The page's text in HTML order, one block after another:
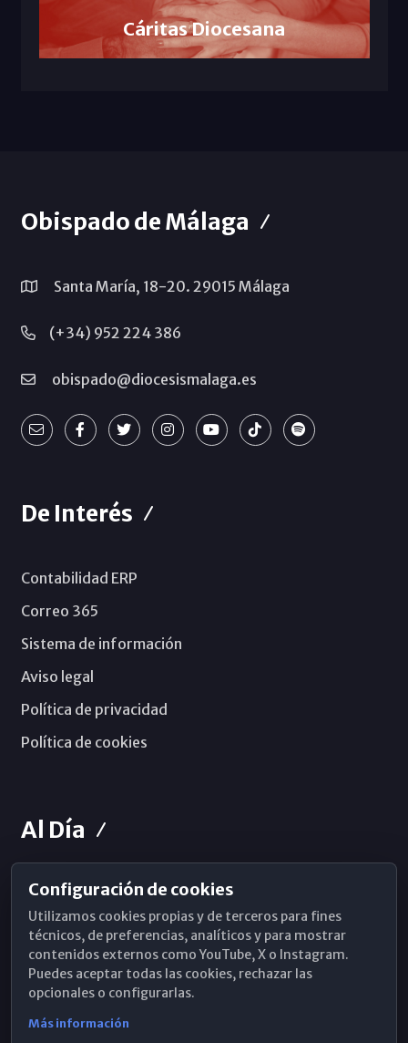
Cáritas Diocesana
Obispado de Málaga
Santa María, 18-20. 29015 Málaga
(+34) 952 224 386
obispado@diocesismalaga.es
De Interés
Contabilidad ERP
Correo 365
Sistema de información
Aviso legal
Política de privacidad
Política de cookies
Al Día
Horarios de Misa
Hemeroteca
WhatsApp
Configuración de cookies
Utilizamos cookies propias y de terceros para fines
técnicos, de preferencias, analíticos y para mostrar
contenidos externos como YouTube, X o Instagram.
Puedes aceptar todas las cookies, rechazar las
opcionales o configurarlas.
Más información